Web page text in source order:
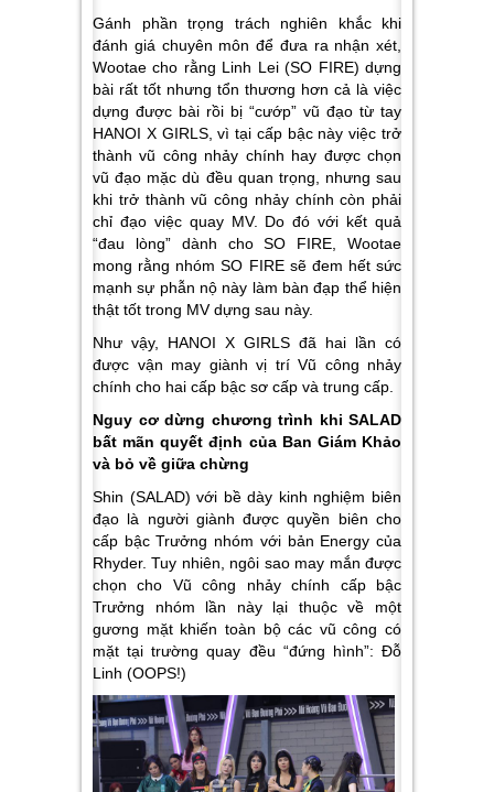
Gánh phần trọng trách nghiên khắc khi
đánh giá chuyên môn để đưa ra nhận xét,
Wootae cho rằng Linh Lei (SO FIRE) dựng
bài rất tốt nhưng tổn thương hơn cả là việc
dựng được bài rồi bị “cướp” vũ đạo từ tay
HANOI X GIRLS, vì tại cấp bậc này việc trở
thành vũ công nhảy chính hay được chọn
vũ đạo mặc dù đều quan trọng, nhưng sau
khi trở thành vũ công nhảy chính còn phải
chỉ đạo việc quay MV. Do đó với kết quả
“đau lòng” dành cho SO FIRE, Wootae
mong rằng nhóm SO FIRE sẽ đem hết sức
mạnh sự phẫn nộ này làm bàn đạp thể hiện
thật tốt trong MV dựng sau này.
Như vậy, HANOI X GIRLS đã hai lần có
được vận may giành vị trí Vũ công nhảy
chính cho hai cấp bậc sơ cấp và trung cấp.
Nguy cơ dừng chương trình khi SALAD
bất mãn quyết định của Ban Giám Khảo
và bỏ về giữa chừng
Shin (SALAD)với bề dày kinh nghiệm biên
đạo là người giành được quyền biên cho
cấp bậc Trưởng nhóm với bản Energy của
Rhyder. Tuy nhiên, ngôi sao may mắn được
chọn cho Vũ công nhảy chính cấp bậc
Trưởng nhóm lần này lại thuộc về một
gương mặt khiến toàn bộ các vũ công có
mặt tại trường quay đều “đứng hình”: Đỗ
Linh (OOPS!)